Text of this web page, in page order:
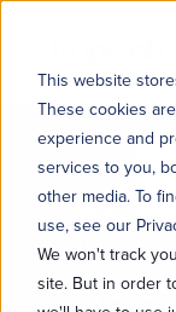
This website
These cookies
experience and
services to you,
other media. To
use, see our
We won't track
site. But in order
4 MIN READ
5